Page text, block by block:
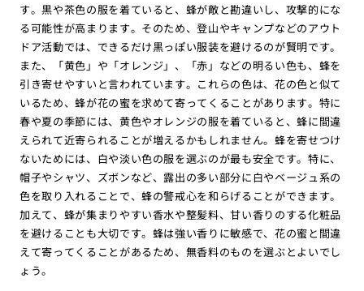
す。黒や茶色の服を着ていると、蜂が敵と勘違いし、攻撃的にな
る可能性が高まります。そのため、登山やキャンプなどのアウト
ドア活動では、できるだけ黒っぽい服装を避けるのが賢明です。
また、「黄色」や「オレンジ」、「赤」などの明るい色も、蜂を
引き寄せやすいと言われています。これらの色は、花の色と似て
いるため、蜂が花の蜜を求めて寄ってくることがあります。特に
春や夏の季節には、黄色やオレンジの服を着ていると、蜂に間違
えられて近寄られることが増えるかもしれません。蜂を寄せつけ
ないためには、白や淡い色の服を選ぶのが最も安全です。特に、
帽子やシャツ、ズボンなど、露出の多い部分に白やベージュ系の
色を取り入れることで、蜂の警戒心を和らげることができます。
加えて、蜂が集まりやすい香水や整髪料、甘い香りのする化粧品
を避けることも大切です。蜂は強い香りに敏感で、花の蜜と間違
えて寄ってくることがあるため、無香料のものを選ぶとよいでし
ょう。